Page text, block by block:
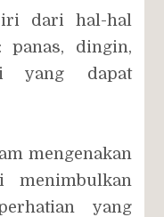
dari hal-hal
panas, dingin,
yang dapat
mengenakan
menimbulkan
yang